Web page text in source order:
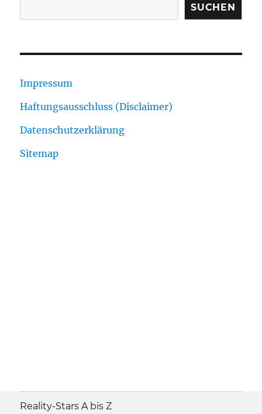
SUCHEN
Impressum
Haftungsausschluss (Disclaimer)
Datenschutzerklärung
Sitemap
Reality-Stars A bis Z